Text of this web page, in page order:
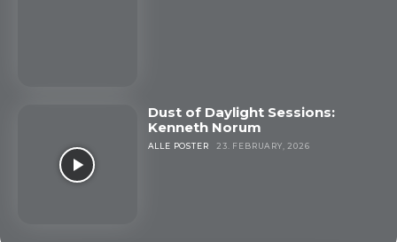
Dust of Daylight Sessions:
Kenneth Norum
ALLE POSTER 23. FEBRUARY, 2026